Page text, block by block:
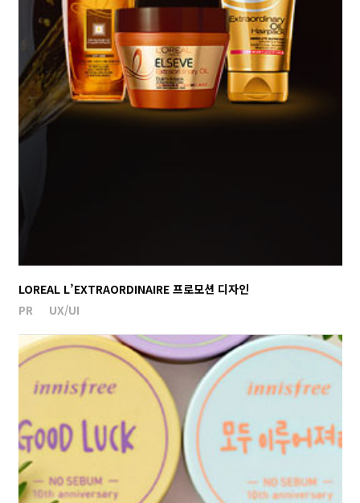
LOREAL L’EXTRAORDINAIRE 프로모션 디자인
PR
UX/UI